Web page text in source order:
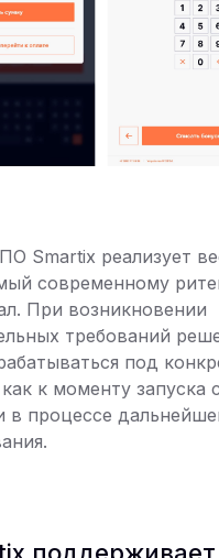
Smartix реализует
современному
При возникновении
требований
под
как к моменту запуска
в процессе